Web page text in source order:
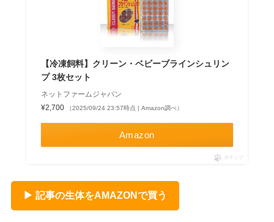
【冷凍飼料】クリーン・ベビーブラインシュリン
プ 3枚セット
ネットファームジャパン
¥2,700
（2025/09/24 23:57時点 | Amazon調べ）
Amazon
ポチップ
▶ 記事の生体をAMAZONで買う